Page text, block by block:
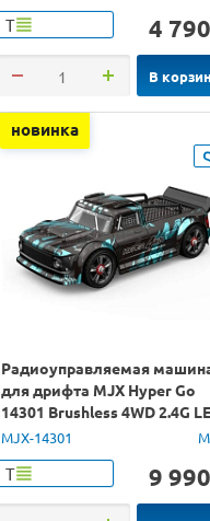
Т 4 790
В
новинка
Радиоуправляемая
для дрифта MJX Hyper Go
14301 Brushless 4WD 2.4G
1/14 RTR
MJX-14301
Т 9 990